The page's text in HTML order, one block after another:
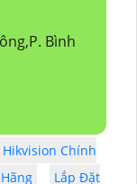
Bình
Chính
Lắp Đặt